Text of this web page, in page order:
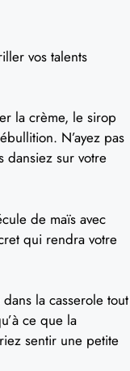
vos talents
la crème, le sirop
N’ayez pas
dansiez sur votre
de maïs avec
qui rendra votre
la casserole tout
ce que la
sentir une petite